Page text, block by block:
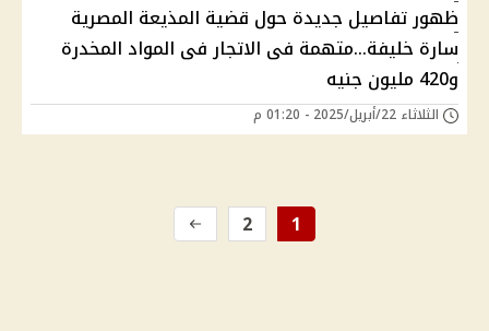
ظهور تفاصيل جديدة حول قضية المذيعة المصرية
سارة خليفة...متهمة فى الاتجار فى المواد المخدرة
و420 مليون جنيه
الثلاثاء 22/أبريل/2025 - 01:20 م
1
2